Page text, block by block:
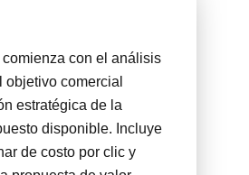
con el análisis
comercial
estratégica de la
disponible. Incluye
de costo por clic y